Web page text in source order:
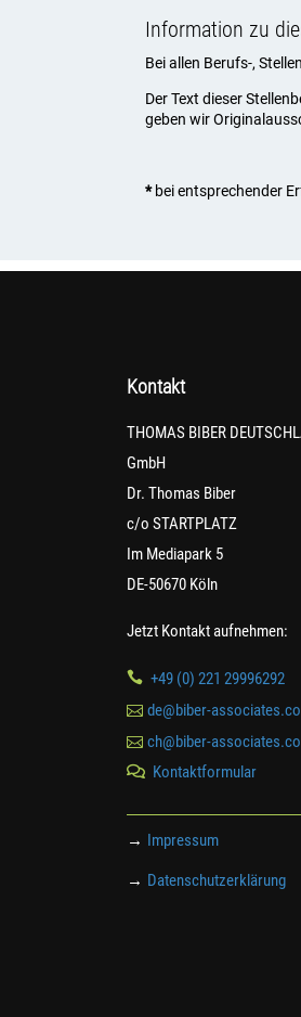
Information zu
Bei allen Berufs-,
Der Text dieser
geben wir
* bei entsprechender
Kontakt
THOMAS BIBER
GmbH
Dr. Thomas Biber
c/o STARTPLATZ
Im Mediapark 5
DE-50670 Köln
Jetzt Kontakt aufnehmen:
 +49 (0) 221 29996292
de@biber-
ch@biber-
 Kontaktformular
→ Impressum
→ Datenschutzerklärung